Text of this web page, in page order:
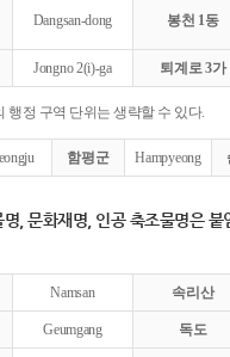
Dangsan-dong 봉천 1동
Jongno 2(i)-ga 퇴계로 3가
행정 구역 단위는 생략할 수 있다.
함평군 Hampyeong
명, 문화재명, 인공 축조물명은 붙
Namsan 속리산
Geumgang 독도